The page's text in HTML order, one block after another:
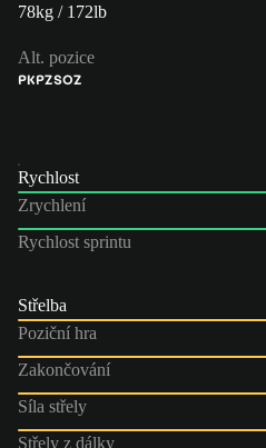
78kg / 172lb
Alt. pozice
PKPZSOZ
Rychlost
Zrychlení
Rychlost sprintu
Střelba
Poziční hra
Zakončování
Síla střely
Střely z dálky